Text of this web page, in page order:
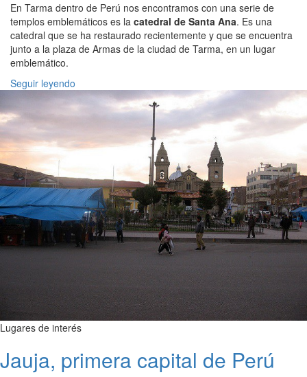
En Tarma dentro de Perú nos encontramos con una serie de
templos emblemáticos es la catedral de Santa Ana. Es una
catedral que se ha restaurado recientemente y que se encuentra
junto a la plaza de Armas de la ciudad de Tarma, en un lugar
emblemático.
Seguir leyendo
Lugares de interés
Jauja, primera capital de Perú